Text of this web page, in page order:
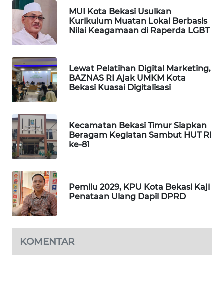
MUI Kota Bekasi Usulkan
Kurikulum Muatan Lokal Berbasis
Nilai Keagamaan di Raperda LGBT
Lewat Pelatihan Digital Marketing,
BAZNAS RI Ajak UMKM Kota
Bekasi Kuasai Digitalisasi
Kecamatan Bekasi Timur Siapkan
Beragam Kegiatan Sambut HUT RI
ke-81
Pemilu 2029, KPU Kota Bekasi Kaji
Penataan Ulang Dapil DPRD
KOMENTAR
JAKARTA
NEWS
KRT
KARING
NEWS
JURNAL
MARITIM
HUMBANG
GARONGGANG
NEWS
FISUELRI
ID